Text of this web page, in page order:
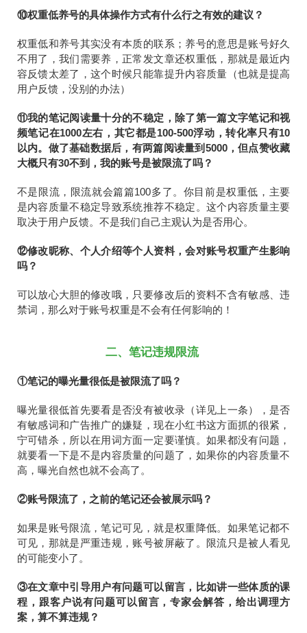
⑩权重低养号的具体操作方式有什么行之有效的建议？
权重低和养号其实没有本质的联系；养号的意思是账号好久
不用了，我们需要养，正常发文章还权重低，那就是最近内
容反馈太差了，这个时候只能靠提升内容质量（也就是提高
用户反馈，没别的办法）
⑪我的笔记阅读量十分的不稳定，除了第一篇文字笔记和视
频笔记在1000左右，其它都是100-500浮动，转化率只有10
以内。做了基础数据后，有两篇阅读量到5000，但点赞收藏
大概只有30不到，我的账号是被限流了吗？
不是限流，限流就会篇篇100多了。你目前是权重低，主要
是内容质量不稳定导致系统推荐不稳定。这个内容质量主要
取决于用户反馈。不是我们自己主观认为是否用心。
⑫修改昵称、个人介绍等个人资料，会对账号权重产生影响
吗？
可以放心大胆的修改哦，只要修改后的资料不含有敏感、违
禁词，那么对于账号权重是不会有任何影响的！
二、笔记违规限流
①笔记的曝光量很低是被限流了吗？
曝光量很低首先要看是否没有被收录（详见上一条），是否
有敏感词和广告推广的嫌疑，现在小红书这方面抓的很紧，
宁可错杀，所以在用词方面一定要谨慎。如果都没有问题，
就要看一下是不是内容质量的问题了，如果你的内容质量不
高，曝光自然也就不会高了。
②账号限流了，之前的笔记还会被展示吗？
如果是账号限流，笔记可见，就是权重降低。如果笔记都不
可见，那就是严重违规，账号被屏蔽了。限流只是被人看见
的可能变小了。
③在文章中引导用户有问题可以留言，比如讲一些体质的课
程，跟客户说有问题可以留言，专家会解答，给出调理方
案，算不算违规？